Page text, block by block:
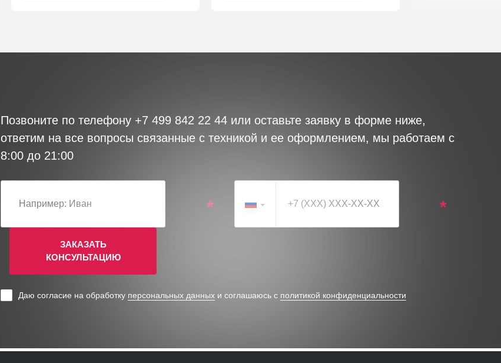
Позвоните по телефону +7 499 842 22 44 или оставьте заявку в форме ниже,
ответим на все вопросы связанные с техникой и ее оформлением, мы работаем с
8:00 до 21:00
* *
Даю согласие на обработку персональных данных и соглашаюсь с политикой конфиденциальности
ЗАКАЗАТЬ
КОНСУЛЬТАЦИЮ